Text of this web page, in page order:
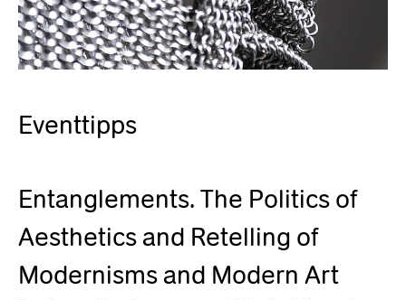
Eventtipps
Entanglements. The Politics of
Aesthetics and Retelling of
Modernisms and Modern Art